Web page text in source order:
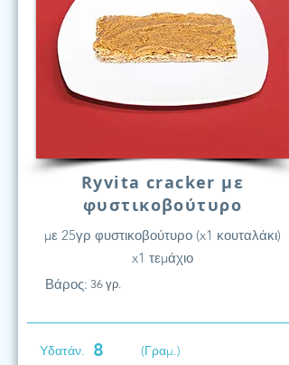
Ryvita cracker με
φυστικοβούτυρο
με 25γρ φυστικοβούτυρο (x1 κουταλάκι)
x1 τεμάχιο
Βάρος: 36 γρ.
Υδατάν. 8 (Γραμ.)